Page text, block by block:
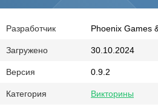
Разработчик Phoenix Games
Загружено 30.10.2024
Версия 0.9.2
Категория Викторины